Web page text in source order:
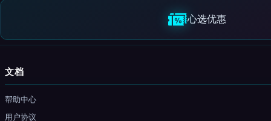
心选优惠
文档
帮助中心
用户协议